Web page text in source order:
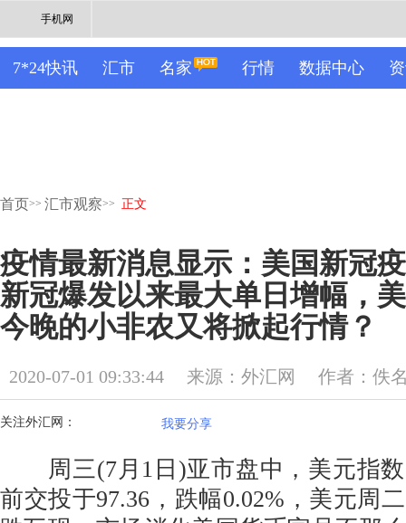
手机网
7*24快讯 汇市 名家 行情 数据中心
首页>> 汇市观察>> 正文
疫情最新消息显示：美国新冠
新冠爆发以来最大单日增幅，
今晚的小非农又将掀起行情？
2020-07-01 09:33:44 来源：外汇网 作者：佚
关注外汇网： 我要分享
周三(7月1日)亚市盘中，美元指数
前交投于97.36，跌幅0.02%，美元周